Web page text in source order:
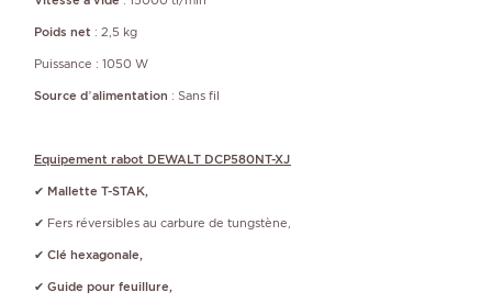
Poids net : 2,5 kg
Puissance : 1050 W
Source d’alimentation : Sans fil
Equipement rabot DEWALT DCP580NT-XJ
✔ Mallette T-STAK,
✔ Fers réversibles au carbure de tungstène,
✔ Clé hexagonale,
✔ Guide pour feuillure,